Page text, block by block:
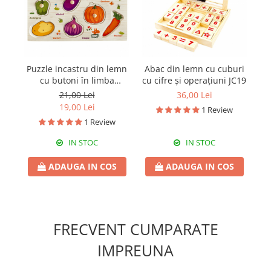
Puzzle incastru din lemn
cu butoni în limba
română cu legume JC34
21,00 Lei
19,00 Lei
1 Review
IN STOC
ADAUGA IN COS
Abac din lemn cu cuburi
cu cifre și operațiuni JC19
36,00 Lei
1 Review
IN STOC
ADAUGA IN COS
FRECVENT CUMPARATE
IMPREUNA